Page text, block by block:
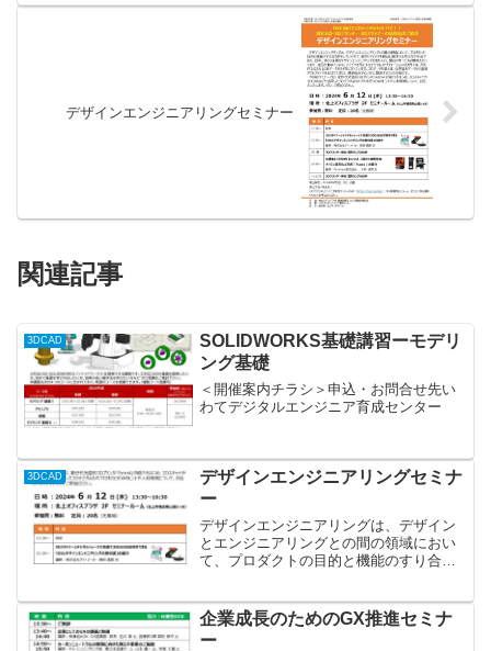
デザインエンジニアリングセミナー
関連記事
3DCAD
SOLIDWORKS基礎講習ーモデリ
ング基礎
＜開催案内チラシ＞申込・お問合せ先い
わてデジタルエンジニア育成センター
3DCAD
デザインエンジニアリングセミナ
ー
デザインエンジニアリングは、デザイン
とエンジニアリングとの間の領域におい
て、プロダクトの目的と機能のすり合わ
年、多くの企業がデザインエンジニアリ
ングを取り入れ、製品やサー...
企業成長のためのGX推進セミナ
ー